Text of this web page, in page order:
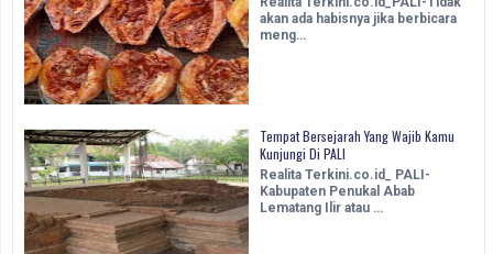
akan ada habisnya jika berbicara
meng…
Tempat Bersejarah Yang Wajib Kamu
Kunjungi Di PALI
Realita Terkini.co.id_ PALI-
Kabupaten Penukal Abab
Lematang Ilir atau …